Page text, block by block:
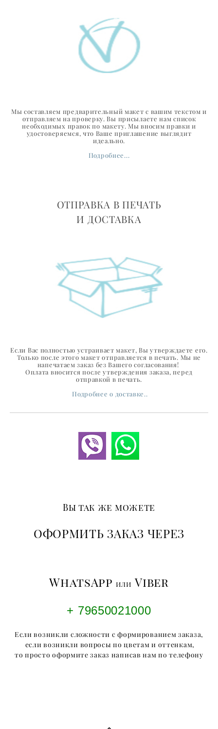
Мы составляем предварительный макет с вашим текстом и
отправляем на проверку. Вы присылаете нам список
необходимых правок по макету. Мы вносим правки и
удостоверяемся, что Ваше приглашение выглядит
идеально.
Подробнее...
ОТПРАВКА В ПЕЧАТЬ
И ДОСТАВКА
Если Вас полностью устраивает макет, Вы утверждаете его.
Только после этого макет отправляется в печать. Мы не
напечатаем заказ без Вашего согласования!
Оплата вносится после утверждения заказа, перед
отправкой в печать.
Подробнее о доставке..
Вы так же можете
ОФОРМИТЬ ЗАКАЗ ЧЕРЕЗ
WhatsApp или Viber
+ 79650021000
Если возникли сложности с формированием заказа,
если возникли вопросы по цветам и оттенкам,
то просто оформите заказ написав нам по телефону